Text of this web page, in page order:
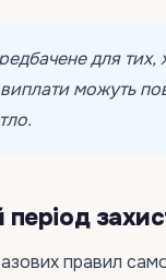
для тих,
можуть
період
правил